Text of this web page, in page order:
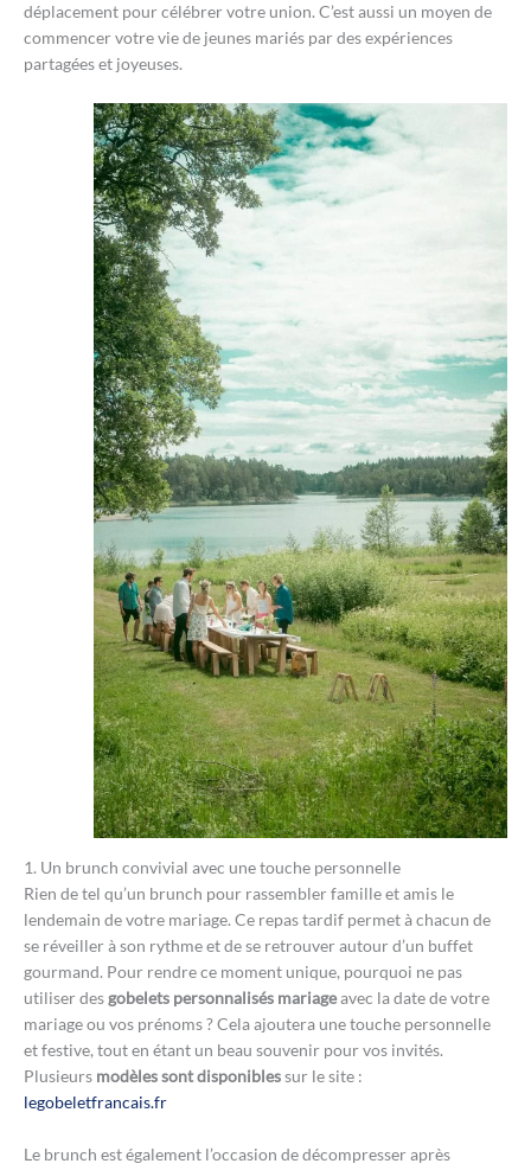
déplacement pour célébrer votre union. C’est aussi un moyen de
commencer votre vie de jeunes mariés par des expériences
partagées et joyeuses.
1. Un brunch convivial avec une touche personnelle
Rien de tel qu’un brunch pour rassembler famille et amis le
lendemain de votre mariage. Ce repas tardif permet à chacun de
se réveiller à son rythme et de se retrouver autour d’un buffet
gourmand. Pour rendre ce moment unique, pourquoi ne pas
utiliser desgobelets personnalisés mariageavec la date de votre
mariage ou vos prénoms ? Cela ajoutera une touche personnelle
et festive, tout en étant un beau souvenir pour vos invités.
Plusieurs modèles sont disponiblessur le site :
legobeletfrancais.fr
Le brunch est également l’occasion de décompresser après